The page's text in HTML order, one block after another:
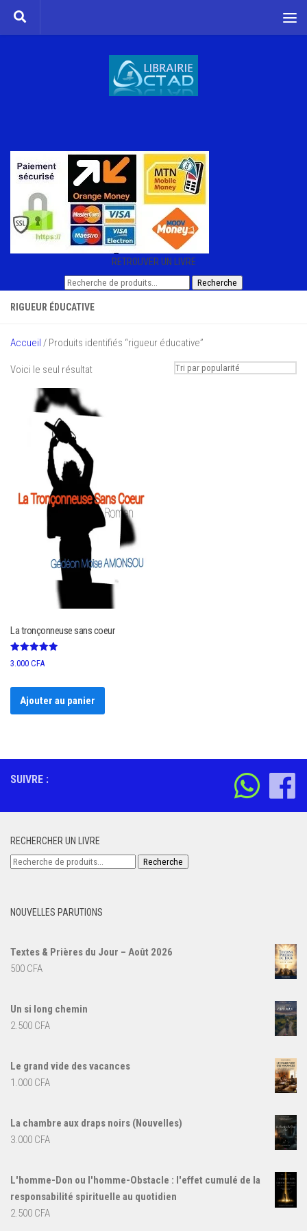
Skip to content
RETROUVER UN LIVRE
Recherche
Recherche
RIGUEUR ÉDUCATIVE
Accueil / Produits identifiés “rigueur éducative”
Voici le seul résultat
La tronçonneuse sans coeur
Note
5.00
3.000 CFA
Ajouter au panier
SUIVRE :
RECHERCHER UN LIVRE
Recherche
Recherche
NOUVELLES PARUTIONS
Textes & Prières du Jour – Août 2026
500 CFA
Un si long chemin
2.500 CFA
Le grand vide des vacances
1.000 CFA
La chambre aux draps noirs (Nouvelles)
3.000 CFA
L'homme-Don ou l'homme-Obstacle : l'effet cumulé de la
responsabilité spirituelle au quotidien
2.500 CFA